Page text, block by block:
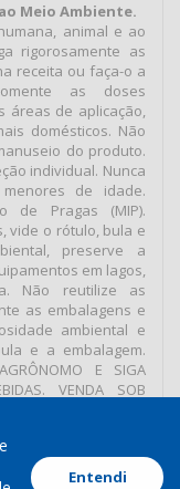
Meio Ambiente.
animal e ao
rigorosamente as
receita ou faça-o a
as doses
áreas de aplicação,
domésticos. Não
do produto.
individual. Nunca
de idade.
de Pragas (MIP).
vide o rótulo, bula e
preserve a
em lagos,
Não reutilize as
as embalagens e
ambiental e
e a embalagem.
E SIGA
VENDA SOB
de Privacidade
Entendi